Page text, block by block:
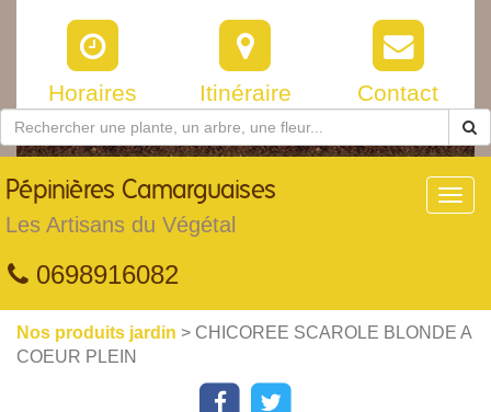
Horaires Itinéraire Contact
Pépinières Camarguaises
Les Artisans du Végétal
0698916082
Nos produits jardin > CHICOREE SCAROLE BLONDE A
COEUR PLEIN